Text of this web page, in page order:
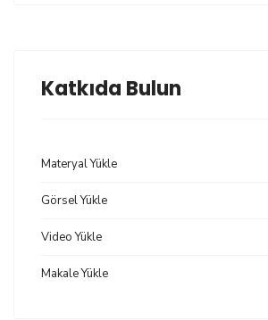
Katkıda Bulun
Materyal Yükle
Görsel Yükle
Video Yükle
Makale Yükle